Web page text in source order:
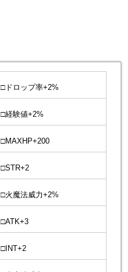
□ドロップ率+2%
□経験値+2%
□MAXHP+200
□STR+2
□火魔法威力+2%
□ATK+3
□INT+2